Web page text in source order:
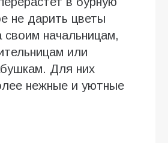
не дарить цветы
своим начальницам,
или
Для них
нежные и уютные